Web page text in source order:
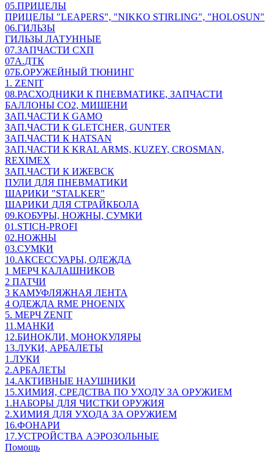
05.ПРИЦЕЛЫ
ПРИЦЕЛЫ "LEAPERS", "NIKKO STIRLING", "HOLOSUN"
06.ГИЛЬЗЫ
ГИЛЬЗЫ ЛАТУННЫЕ
07.ЗАПЧАСТИ СХП
07А.ДТК
07Б.ОРУЖЕЙНЫЙ ТЮНИНГ
1. ZENIT
08.РАСХОДНИКИ К ПНЕВМАТИКЕ, ЗАПЧАСТИ
БАЛЛОНЫ CO2, МИШЕНИ
ЗАП.ЧАСТИ К GAMO
ЗАП.ЧАСТИ К GLETCHER, GUNTER
ЗАП.ЧАСТИ К HATSAN
ЗАП.ЧАСТИ К KRAL ARMS, KUZEY, CROSMAN,
REXIMEX
ЗАП.ЧАСТИ К ИЖЕВСК
ПУЛИ ДЛЯ ПНЕВМАТИКИ
ШАРИКИ "STALKER"
ШАРИКИ ДЛЯ СТРАЙКБОЛА
09.КОБУРЫ, НОЖНЫ, СУМКИ
01.STICH-PROFI
02.НОЖНЫ
03.СУМКИ
10.АКСЕССУАРЫ, ОДЕЖДА
1 МЕРЧ КАЛАШНИКОВ
2 ПАТЧИ
3 КАМУФЛЯЖНАЯ ЛЕНТА
4 ОДЕЖДА RME PHOENIX
5. МЕРЧ ZENIT
11.МАНКИ
12.БИНОКЛИ, МОНОКУЛЯРЫ
13.ЛУКИ, АРБАЛЕТЫ
1.ЛУКИ
2.АРБАЛЕТЫ
14.АКТИВНЫЕ НАУШНИКИ
15.ХИМИЯ, СРЕДСТВА ПО УХОДУ ЗА ОРУЖИЕМ
1.НАБОРЫ ДЛЯ ЧИСТКИ ОРУЖИЯ
2.ХИМИЯ ДЛЯ УХОДА ЗА ОРУЖИЕМ
16.ФОНАРИ
17.УСТРОЙСТВА АЭРОЗОЛЬНЫЕ
Помощь